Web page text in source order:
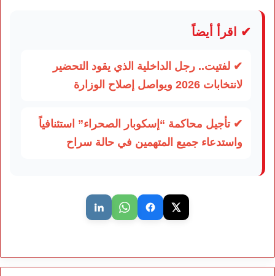
✔ اقرأ أيضاً
✔ لفتيت.. رجل الداخلية الذي يقود التحضير
لانتخابات 2026 ويواصل إصلاح الوزارة
✔ تأجيل محاكمة “إسكوبار الصحراء” استئنافياً
واستدعاء جميع المتهمين في حالة سراح